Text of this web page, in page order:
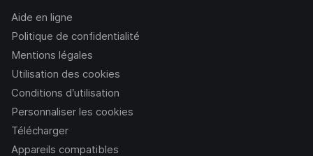
Aide en ligne
Politique de confidentialité
Mentions légales
Utilisation des cookies
Conditions d’utilisation
Personnaliser les cookies
Télécharger
Appareils compatibles